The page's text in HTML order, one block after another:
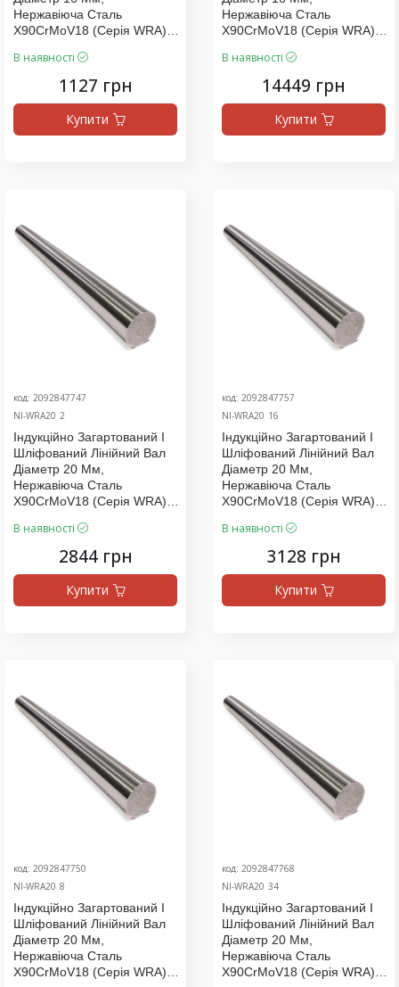
Нержавіюча Сталь
X90CrMoV18 (серія WRA),
В наявності
1127 грн
Купити
Нержавіюча Сталь
X90CrMoV18 (серія WRA),
В наявності
14449 грн
Купити
код: 2092847747
NI-WRA20_2
Індукційно Загартований І
Шліфований Лінійний Вал
Діаметр 20 Мм,
Нержавіюча Сталь
X90CrMoV18 (серія WRA),
В наявності
2844 грн
Купити
код: 2092847757
NI-WRA20_16
Індукційно Загартований І
Шліфований Лінійний Вал
Діаметр 20 Мм,
Нержавіюча Сталь
X90CrMoV18 (серія WRA),
В наявності
3128 грн
Купити
код: 2092847750
NI-WRA20_8
Індукційно Загартований І
Шліфований Лінійний Вал
Діаметр 20 Мм,
Нержавіюча Сталь
X90CrMoV18 (серія WRA),
код: 2092847768
NI-WRA20_34
Індукційно Загартований І
Шліфований Лінійний Вал
Діаметр 20 Мм,
Нержавіюча Сталь
X90CrMoV18 (серія WRA),